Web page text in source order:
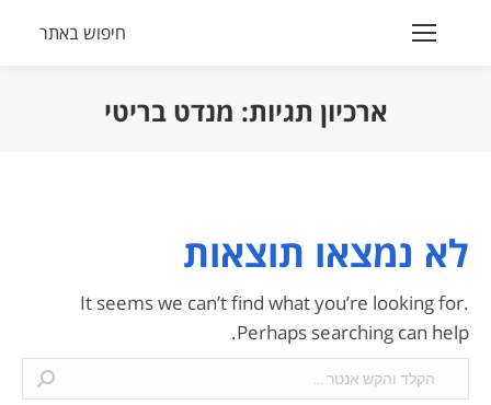
Search:
חיפוש באתר
ארכיון תגיות: מנדט בריטי
לא נמצאו תוצאות
It seems we can’t find what you’re looking for.
Perhaps searching can help.
Search: